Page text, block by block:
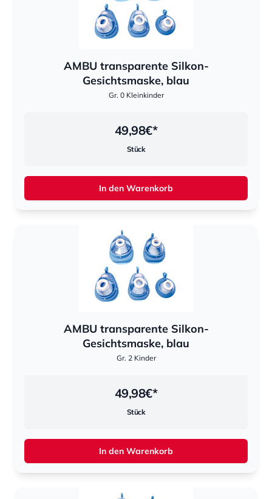
AMBU transparente Silkon-
Gesichtsmaske, blau
Gr. 0 Kleinkinder
49,98€*
Stück
In den Warenkorb
AMBU transparente Silkon-
Gesichtsmaske, blau
Gr. 2 Kinder
49,98€*
Stück
In den Warenkorb